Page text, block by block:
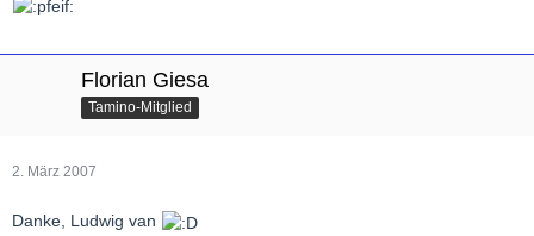
Florian Giesa
Tamino-Mitglied
2. März 2007
Danke, Ludwig van